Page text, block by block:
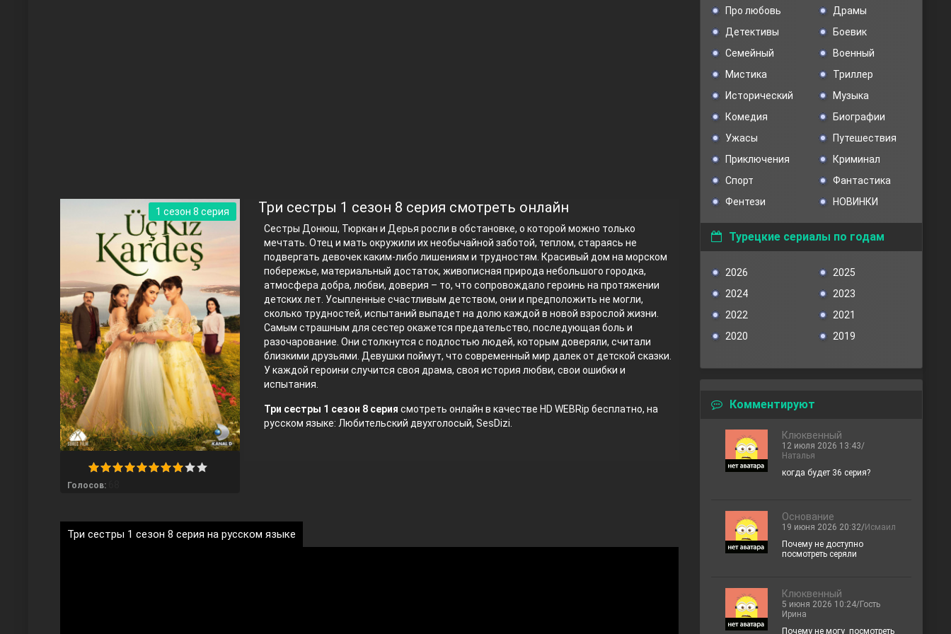
Правосyдие
Любовь напрокат
Три сестры 1 сезон 8 серия смотреть онлайн
Сестры Донюш, Тюркан и Дерья росли в обстановке, о которой можно только
мечтать. Отец и мать окружили их необычайной заботой, теплом, стараясь не
подвергать девочек каким-либо лишениям и трудностям. Красивый дом на морском
побережье, материальный достаток, живописная природа небольшого городка,
атмосфера добра, любви, доверия – то, что сопровождало героинь на протяжении
детских лет. Усыпленные счастливым детством, они и предположить не могли,
сколько трудностей, испытаний выпадет на долю каждой в новой взрослой жизни.
Самым страшным для сестер окажется предательство, последующая боль и
разочарование. Они столкнутся с подлостью людей, которым доверяли, считали
близкими друзьями. Девушки поймут, что современный мир далек от детской сказки.
У каждой героини случится своя драма, своя история любви, свои ошибки и
испытания.
Три сестры 1 сезон 8 серия смотреть онлайн в качестве HD WEBRip бесплатно, на
русском языке: Любительский двухголосый, SesDizi.
Голосов:
1 сезон 8 серия
Три сестры 1 сезон 8 серия на русском языке
Про любовь
Драмы
Детективы
Боевик
Семейный
Военный
Мистика
Триллер
Исторический
Музыка
Комедия
Биографии
Ужасы
Путешествия
Приключения
Криминал
Спорт
Фантастика
Фентези
НОВИНКИ
Турецкие сериалы по годам
2026
2025
2024
2023
2022
2021
2020
2019
Комментируют
Клюквенный
12 июля 2026 13:43/
Наталья
когда будет 36 серия?
Основание
19 июня 2026 20:32/Исмаил
Почему не доступно
посмотреть серяли
Клюквенный
5 июня 2026 10:24/Гость
Ирина
Почему не могу посмотреть